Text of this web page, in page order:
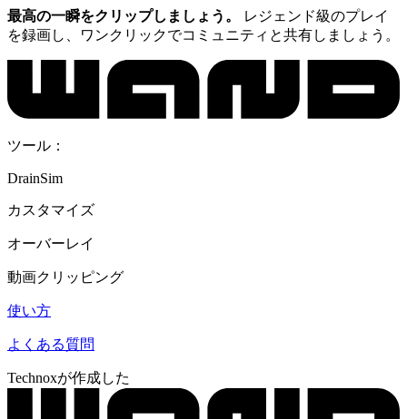
最高の一瞬をクリップしましょう。
レジェンド級のプレイ
を録画し、ワンクリックでコミュニティと共有しましょう。
ツール：
DrainSim
カスタマイズ
オーバーレイ
動画クリッピング
使い方
よくある質問
Technoxが作成した